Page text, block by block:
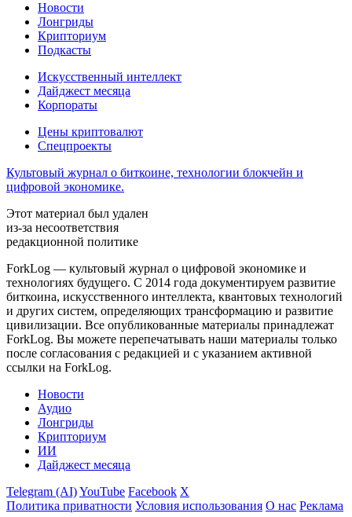
Новости
Лонгриды
Крипториум
Подкасты
Искусственный интеллект
Дайджест месяца
Корпораты
Цены криптовалют
Спецпроекты
Культовый журнал о биткоине, технологии блокчейн и
цифровой экономике.
Этот материал был удален
из-за несоответствия
редакционной политике
ForkLog — культовый журнал о цифровой экономике и
технологиях будущего. С 2014 года документируем развитие
биткоина, искусственного интеллекта, квантовых технологий
и других систем, определяющих трансформацию и развитие
цивилизации. Все опубликованные материалы принадлежат
ForkLog. Вы можете перепечатывать наши материалы только
после согласования с редакцией и с указанием активной
ссылки на ForkLog.
Новости
Аудио
Лонгриды
Крипториум
ИИ
Дайджест месяца
Telegram (AI)YouTube Facebook X
Политика приватности Условия использования О нас Реклама